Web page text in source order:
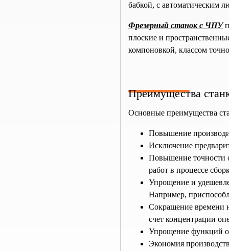
бабкой, с автоматическим
Фрезерный станок с ЧПУ
плоские и
компоновкой, классом
Преимущества
Основные преимущества
Повышение
Исключение
Повышение точности
работ в процессе
Упрощение и
Например,
Сокращение времени
счет концентрации
Упрощение функций
Экономия